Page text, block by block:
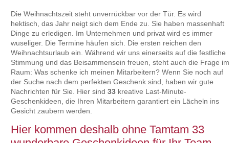
Die Weihnachtszeit steht unverrückbar vor der Tür. Es wird
hektisch, das Jahr neigt sich dem Ende zu. Sie haben massenhaft
Dinge zu erledigen. Im Unternehmen und privat wird es immer
wuseliger. Die Termine häufen sich. Die ersten reichen den
Weihnachtsurlaub ein. Während wir uns einerseits auf die festliche
Stimmung und das Beisammensein freuen, steht auch die Frage im
Raum: Was schenke ich meinen Mitarbeitern? Wenn Sie noch auf
der Suche nach dem perfekten Geschenk sind, haben wir gute
Nachrichten für Sie. Hier sind 33kreative Last-Minute-
Geschenkideen, die Ihren Mitarbeitern garantiert ein Lächeln ins
Gesicht zaubern werden.
Hier kommen deshalb ohne Tamtam 33